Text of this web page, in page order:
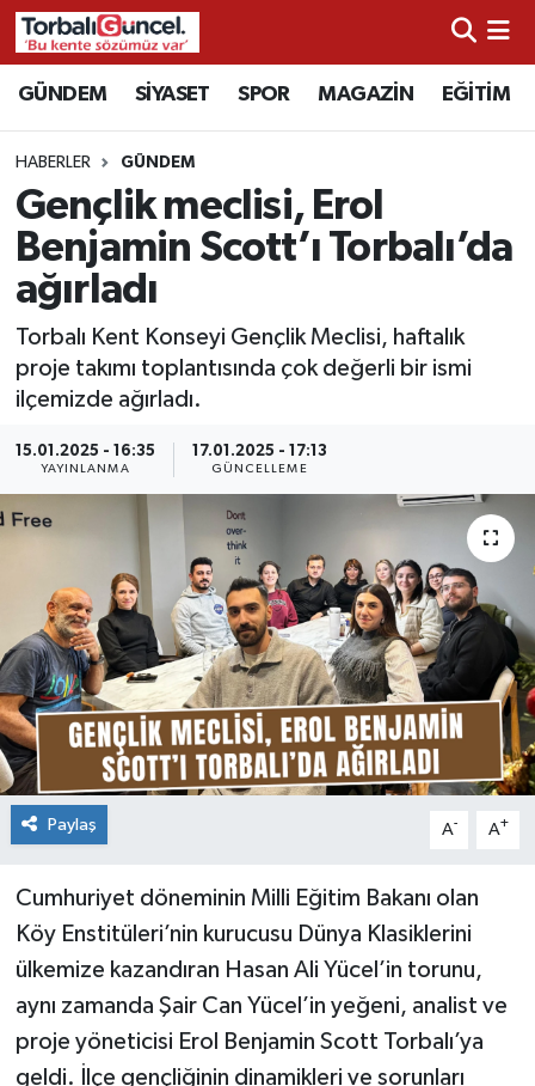
GÜNDEM SİYASET SPOR MAGAZİN EĞİTİM
HABERLER GÜNDEM
Gençlik meclisi, Erol
Benjamin Scott’ı Torbalı’da
ağırladı
Torbalı Kent Konseyi Gençlik Meclisi, haftalık
proje takımı toplantısında çok değerli bir ismi
ilçemizde ağırladı.
15.01.2025 - 16:35
YAYINLANMA
17.01.2025 - 17:13
GÜNCELLEME
Paylaş A- A+
Cumhuriyet döneminin Milli Eğitim Bakanı olan
Köy Enstitüleri’nin kurucusu Dünya Klasiklerini
ülkemize kazandıran Hasan Ali Yücel’in torunu,
aynı zamanda Şair Can Yücel’in yeğeni, analist ve
proje yöneticisi Erol Benjamin Scott Torbalı’ya
geldi. İlçe gençliğinin dinamikleri ve sorunları
İzmir Nöbetçi Eczaneler
İzmir Hava Durumu
İzmir Namaz Vakitleri
İzmir Trafik Yoğunluk Haritası
Süper Lig Puan Durumu ve Fikstür
Tüm Manşetler
Son Dakika Haberleri